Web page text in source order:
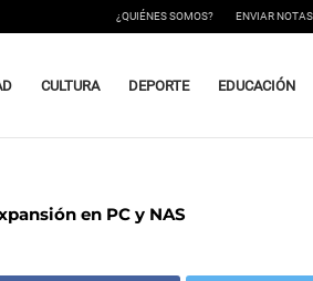
¿QUIÉNES SOMOS? ENVIAR
CULTURA DEPORTE EDUCACIÓN
en PC y NAS